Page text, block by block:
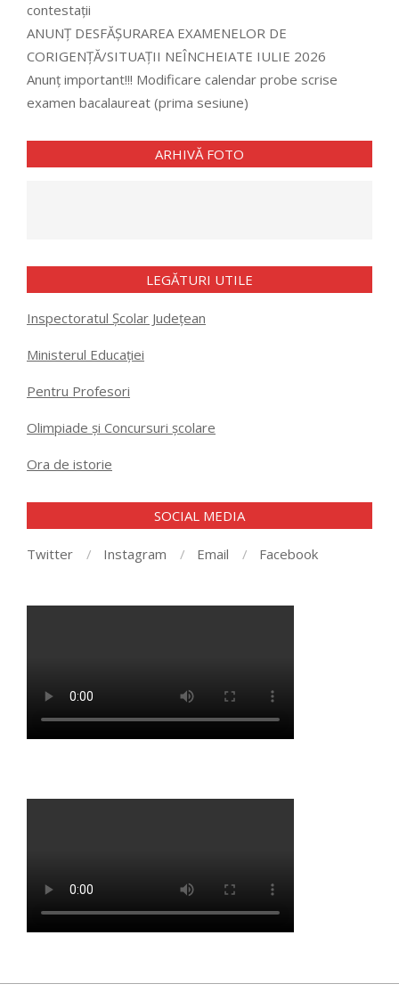
contestații
ANUNȚ DESFĂȘURAREA EXAMENELOR DE
CORIGENȚĂ/SITUAȚII NEÎNCHEIATE IULIE 2026
Anunț important!!! Modificare calendar probe scrise
examen bacalaureat (prima sesiune)
ARHIVĂ FOTO
LEGĂTURI UTILE
Inspectoratul Școlar Județean
Ministerul Educației
Pentru Profesori
Olimpiade și Concursuri școlare
Ora de istorie
SOCIAL MEDIA
Twitter Instagram Email Facebook